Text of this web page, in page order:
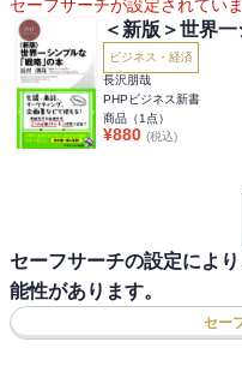
セーフサーチが設定されてい
＜新版＞世界
ビジネス・経済
長沢朋哉
PHPビジネス新書
商品（1 点）
¥880 (税込)
セーフサーチの設定によ
能性があります。
セー